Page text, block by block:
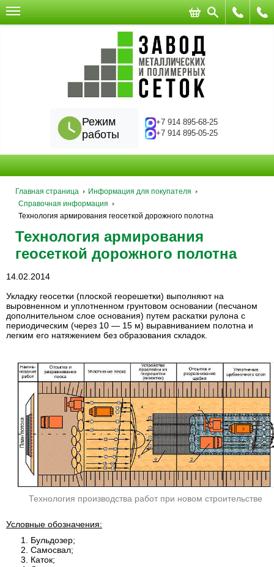
+7 914 895-68-25
+7 914 895-05-25
Режим
работы
Главная страница
Информация для покупателя
Справочная информация
Технология армирования геосеткой дорожного полотна
Технология армирования
геосеткой дорожного полотна
14.02.2014
Укладку геосетки (плоской георешетки) выполняют на
выровненном и уплотненном грунтовом основании (песчаном
дополнительном слое основания) путем раскатки рулона с
периодическим (через 10 — 15 м) выравниванием полотна и
легким его натяжением без образования складок.
Технология производства работ при новом строительстве
Условные обозначения:
Бульдозер;
Самосвал;
Каток;